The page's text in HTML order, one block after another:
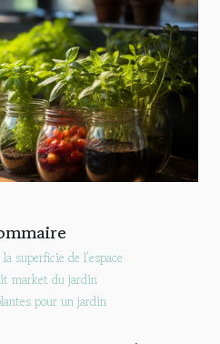
superficie de l’espace
market du jardin
pour un jardin